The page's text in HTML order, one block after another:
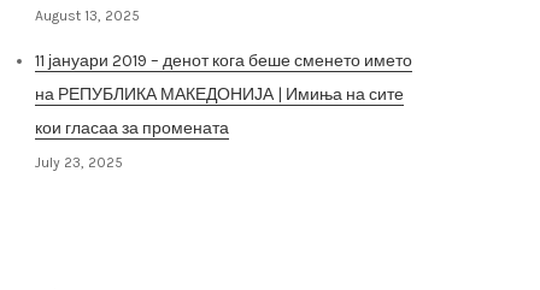
August 13, 2025
11 јануари 2019 – денот кога беше сменето името
на РЕПУБЛИКА МАКЕДОНИЈА | Имиња на сите
кои гласаа за промената
July 23, 2025